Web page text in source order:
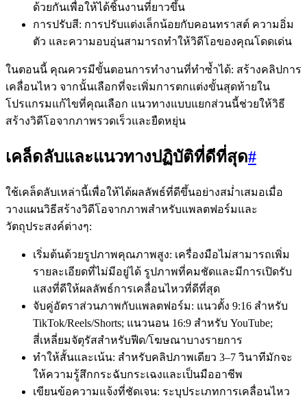
ด้วยกันเพื่อให้ได้ชิ้นงานที่ยาวขึ้น
การปรับสี: การปรับแต่งเล็กน้อยกับคอนทราสต์ ความอิ่ม
ตัว และความอบอุ่นสามารถทำให้วิดีโอของคุณโดดเด่น
ในตอนนี้ คุณควรมีขั้นตอนการทำงานที่ทำซ้ำได้: สร้างคลิปการ
เคลื่อนไหว จากนั้นเลือกที่จะเพิ่มการตกแต่งขั้นสุดท้ายใน
โปรแกรมแก้ไขที่คุณเลือก แนวทางแบบแยกส่วนนี้ช่วยให้วิธี
สร้างวิดีโอจากภาพรวดเร็วและยืดหยุ่น
เคล็ดลับและแนวทางปฏิบัติที่ดีที่สุด#
ใช้เคล็ดลับเหล่านี้เพื่อให้ได้ผลลัพธ์ที่ดีขึ้นอย่างสม่ำเสมอเมื่อ
วางแผนวิธีสร้างวิดีโอจากภาพสำหรับแพลตฟอร์มและ
วัตถุประสงค์ต่างๆ:
เริ่มต้นด้วยรูปภาพคุณภาพสูง: เครื่องมือไม่สามารถเพิ่ม
รายละเอียดที่ไม่มีอยู่ได้ รูปภาพที่คมชัดและมีการเปิดรับ
แสงที่ดีให้ผลลัพธ์การเคลื่อนไหวที่ดีที่สุด
จับคู่อัตราส่วนภาพกับแพลตฟอร์ม: แนวตั้ง 9:16 สำหรับ
TikTok/Reels/Shorts; แนวนอน 16:9 สำหรับ YouTube;
สี่เหลี่ยมจัตุรัสสำหรับฟีด/โฆษณาบางรายการ
ทำให้สั้นและเน้น: สำหรับคลิปภาพเดียว 3–7 วินาทีมักจะ
ให้ความรู้สึกกระฉับกระเฉงและเป็นมืออาชีพ
เขียนข้อความแจ้งที่ชัดเจน: ระบุประเภทการเคลื่อนไหว